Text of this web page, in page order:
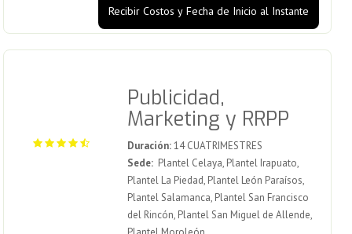
Recibir Costos y Fecha de Inicio al Instante
Publicidad,
Marketing y RRPP
Duración:14 CUATRIMESTRES
Sede:Plantel Celaya, Plantel Irapuato,
Plantel La Piedad, Plantel León Paraísos,
Plantel Salamanca, Plantel San Francisco
del Rincón, Plantel San Miguel de Allende,